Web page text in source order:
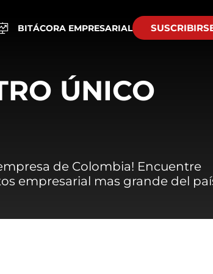
BITÁCORA EMPRESARIAL
ÚNICO
de Colombia! Encuentre
empresarial mas grande del